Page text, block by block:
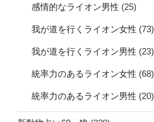
感情的なライオン男性 (25)
我が道を行くライオン女性 (73)
我が道を行くライオン男性 (23)
統率力のあるライオン女性 (68)
統率力のあるライオン男性 (20)